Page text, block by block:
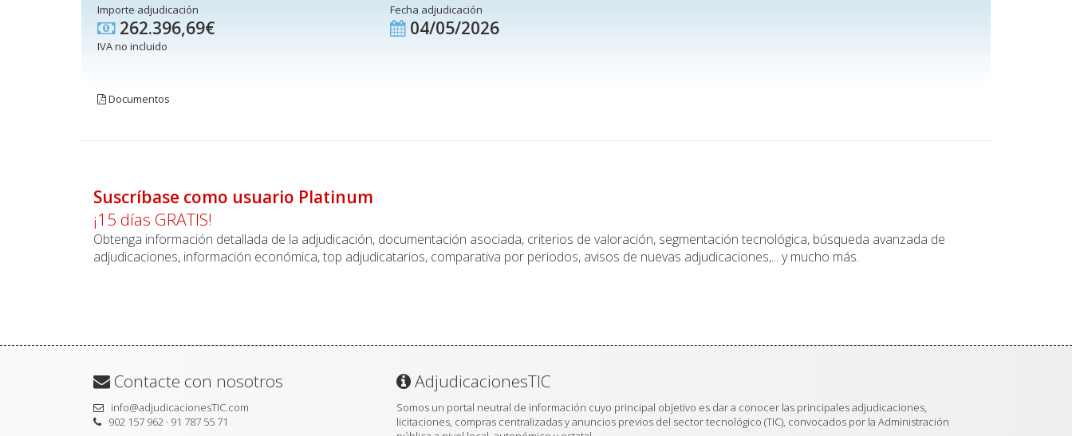
Importe adjudicación
262.396,69€
IVA no incluido
Fecha adjudicación
04/05/2026
Documentos
Suscríbase como usuario Platinum
¡15 días GRATIS!
Obtenga información detallada de la adjudicación, documentación asociada, criterios de valoración, segmentación tecnológica, búsqueda avanzada de
adjudicaciones, información económica, top adjudicatarios, comparativa por periodos, avisos de nuevas adjudicaciones,... y mucho más.
Contacte con nosotros
info@adjudicacionesTIC.com
902 157 962 · 91 787 55 71
AdjudicacionesTIC
Somos un portal neutral de información cuyo principal objetivo es dar a conocer las principales adjudicaciones,
licitaciones, compras centralizadas y anuncios previos del sector tecnológico (TIC), convocados por la Administración